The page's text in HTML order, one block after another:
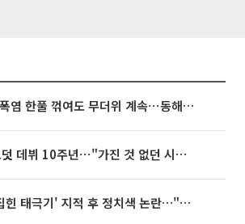
[내일 날씨] 폭염 한풀 꺾여도 무더위 계속⋯동해안 이틀 연속 비
임영웅, 어느덧 데뷔 10주년⋯"가진 것 없던 시절, 내 앞엔 20명의 팬뿐"
김희철, '뒤집힌 태극기' 지적 후 정치색 논란…"좌우 떠나 우리나라 국기"